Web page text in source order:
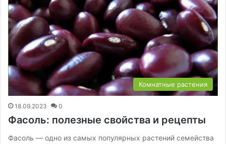
Комнатные растения
18.09.2023 0
Фасоль: полезные свойства и рецепты
Фасоль — одно из самых популярных растений семейства